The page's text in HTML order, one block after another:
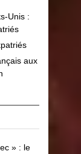
Unis :
aux
» : le